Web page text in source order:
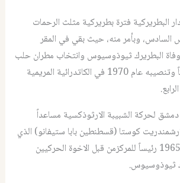
البطريركية فترة بطريركية مثلث الرحمات
السادس، وبأمر منه، حيث بقي في المقر
وفاة البطريرك ثيوذوسيوس وانتخاب مطران حلب
الياس معوض بطريركاً وتنصيبه عام 1970 في الكاتدرائية المريمية
لحركة الشبيبة الارثوذكسية مساعداً
كوستا (قسطنطين بابا ستيفانو) الذي
تم الاجماع عليه عام 1965 رئيساً للمركزمن قبل الاخوة الحركيين
ثيوذوسيوس.